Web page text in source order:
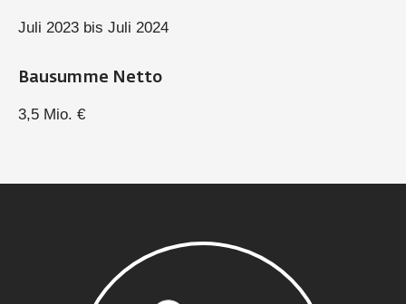
Juli 2023 bis Juli 2024
Bausumme Netto
3,5 Mio. €